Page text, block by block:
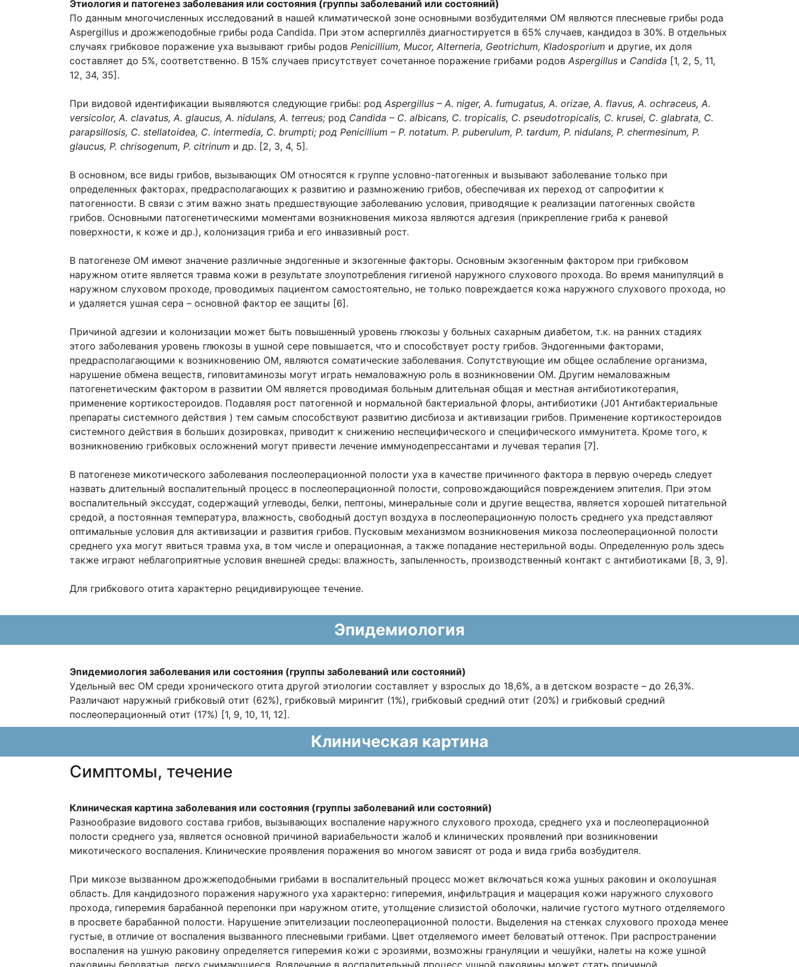
Этиология и патогенез заболевания или состояния (группы заболеваний или состояний)
По данным многочисленных исследований в нашей климатической зоне основными возбудителями ОМ являются плесневые грибы рода
Aspergillus и дрожжеподобные грибы рода Candida. При этом аспергиллёз диагностируется в 65% случаев, кандидоз в 30%. В отдельных
случаях грибковое поражение уха вызывают грибы родов Penicillium, Mucor, Alterneria, Geotrichum, Kladosporium и другие, их доля
составляет до 5%, соответственно. В 15% случаев присутствует сочетанное поражение грибами родов Aspergillus и Candida [1, 2, 5, 11,
12, 34, 35].
При видовой идентификации выявляются следующие грибы: род Aspergillus – A. niger, A. fumugatus, A. orizae, A. flavus, A. ochraceus, A.
versicolor, A. clavatus, A. glaucus, A. nidulans, A. terreus; род Candida – C. albicans, C. tropicalis, C. pseudotropicalis, C. krusei, C. glabrata, C.
parapsillosis, C. stellatoidea, C. intermedia, C. brumpti; род Penicillium – P. notatum. P. puberulum, P. tardum, P. nidulans, P. chermesinum, P.
glaucus, P. chrisogenum, P. citrinum и др. [2, 3, 4, 5].
В основном, все виды грибов, вызывающих ОМ относятся к группе условно-патогенных и вызывают заболевание только при
определенных факторах, предрасполагающих к развитию и размножению грибов, обеспечивая их переход от сапрофитии к
патогенности. В связи с этим важно знать предшествующие заболеванию условия, приводящие к реализации патогенных свойств
грибов. Основными патогенетическими моментами возникновения микоза являются адгезия (прикрепление гриба к раневой
поверхности, к коже и др.), колонизация гриба и его инвазивный рост.
В патогенезе ОМ имеют значение различные эндогенные и экзогенные факторы. Основным экзогенным фактором при грибковом
наружном отите является травма кожи в результате злоупотребления гигиеной наружного слухового прохода. Во время манипуляций в
наружном слуховом проходе, проводимых пациентом самостоятельно, не только повреждается кожа наружного слухового прохода, но
и удаляется ушная сера – основной фактор ее защиты [6].
Причиной адгезии и колонизации может быть повышенный уровень глюкозы у больных сахарным диабетом, т.к. на ранних стадиях
этого заболевания уровень глюкозы в ушной сере повышается, что и способствует росту грибов. Эндогенными факторами,
предрасполагающими к возникновению ОМ, являются соматические заболевания. Сопутствующие им общее ослабление организма,
нарушение обмена веществ, гиповитаминозы могут играть немаловажную роль в возникновении ОМ. Другим немаловажным
патогенетическим фактором в развитии ОМ является проводимая больным длительная общая и местная антибиотикотерапия,
применение кортикостероидов. Подавляя рост патогенной и нормальной бактериальной флоры, антибиотики (J01 Антибактериальные
препараты системного действия ) тем самым способствуют развитию дисбиоза и активизации грибов. Применение кортикостероидов
системного действия в больших дозировках, приводит к снижению неспецифического и специфического иммунитета. Кроме того, к
возникновению грибковых осложнений могут привести лече­ние иммунодепрессантами и лучевая терапия [7].
В патогенезе микотического заболевания послеоперационной полости уха в качестве причинного фактора в первую очередь следует
назвать длительный воспалительный процесс в послеоперационной полости, сопровождающийся повреждением эпителия. При этом
воспалительный экссудат, содержащий углеводы, белки, пептоны, минеральные соли и другие вещества, является хорошей питательной
средой, а постоянная температура, влажность, свободный доступ воздуха в послеоперационную полость среднего уха представляют
оптимальные условия для активизации и развития грибов. Пусковым механизмом возникновения микоза послеоперационной полости
среднего уха могут явиться травма уха, в том числе и операционная, а также попадание нестерильной воды. Определенную роль здесь
также играют неблагоприятные условия внешней среды: влажность, запыленность, производственный контакт с антибиотиками [8, 3, 9].
Для грибкового отита характерно рецидивирующее течение.
Эпидемиология
Эпидемиология заболевания или состояния (группы заболеваний или состояний)
Удельный вес ОМ среди хронического отита другой этиологии составляет у взрослых до 18,6%, а в детском возрасте – до 26,3%.
Различают наружный грибковый отит (62%), грибковый мирингит (1%), грибковый средний отит (20%) и грибковый средний
послеоперационный отит (17%) [1, 9, 10, 11, 12].
Клиническая картина
Cимптомы, течение
Клиническая картина заболевания или состояния (группы заболеваний или состояний)
Разнообразие видового состава грибов, вызывающих воспаление наружного слухового прохода, среднего уха и послеоперационной
полости среднего уза, является основной причиной вариабельности жалоб и клинических проявлений при возникновении
микотического воспаления. Клинические проявления поражения во многом зависят от рода и вида гриба возбудителя.
При микозе вызванном дрожжеподобными грибами в воспалительный процесс может включаться кожа ушных раковин и околоушная
область. Для кандидозного поражения наружного уха характерно: гиперемия, инфильтрация и мацерация кожи наружного слухового
прохода, гиперемия барабанной перепонки при наружном отите, утолщение слизистой оболочки, наличие густого мутного отделяемого
в просвете барабанной полости. Нарушение эпителизации послеоперационной полости. Выделения на стенках слухового прохода менее
густые, в отличие от воспаления вызванного плесневыми грибами. Цвет отделяемого имеет беловатый оттенок. При распространении
воспаления на ушную раковину определяется гиперемия кожи с эрозиями, возможны грануляции и чешуйки, налеты на коже ушной
раковины беловатые, легко снимающиеся. Вовлечение в воспалительный процесс ушной раковины может стать причиной